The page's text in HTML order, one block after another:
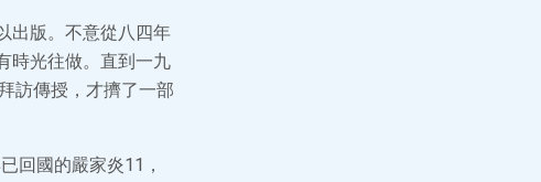
出版。不意從八四年
時光往做。直到一九
訪傳授，才擠了一部
回國的嚴家炎11，